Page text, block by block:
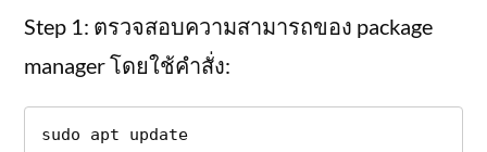
Step 1: ตรวจสอบความสามารถของ package
manager โดยใช้คำสั่ง:
sudo apt update